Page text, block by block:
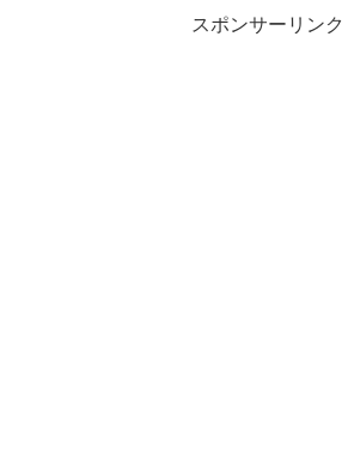
スポンサーリンク